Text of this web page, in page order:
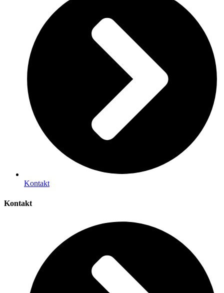
Kontakt
Kontakt